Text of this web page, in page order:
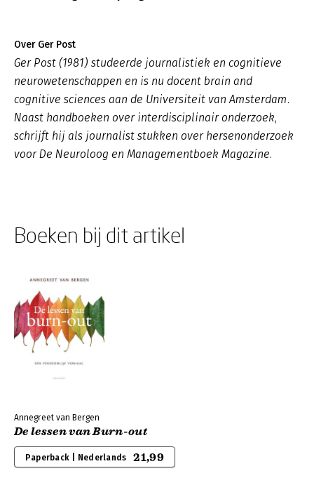
Over Ger Post
Ger Post (1981) studeerde journalistiek en cognitieve
neurowetenschappen en is nu docent brain and
cognitive sciences aan de Universiteit van Amsterdam.
Naast handboeken over interdisciplinair onderzoek,
schrijft hij als journalist stukken over hersenonderzoek
voor De Neuroloog en Managementboek Magazine.
Boeken bij dit artikel
Annegreet van Bergen
De lessen van Burn-out
Paperback | Nederlands 21,99